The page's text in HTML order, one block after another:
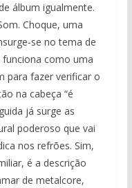
álbum igualmente.
Choque, uma
se no tema de
funciona como uma
para fazer verificar o
na cabeça “é
já surge as
poderoso que vai
nos refrões. Sim,
é a descrição
de metalcore,